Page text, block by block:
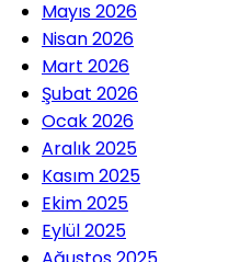
Mayıs 2026
Nisan 2026
Mart 2026
Şubat 2026
Ocak 2026
Aralık 2025
Kasım 2025
Ekim 2025
Eylül 2025